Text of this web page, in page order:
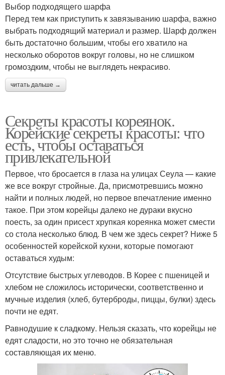
Выбор подходящего шарфа
Перед тем как приступить к завязыванию шарфа, важно
выбрать подходящий материал и размер. Шарф должен
быть достаточно большим, чтобы его хватило на
несколько оборотов вокруг головы, но не слишком
громоздким, чтобы не выглядеть некрасиво.
читать дальше →
Секреты красоты кореянок.
Корейские секреты красоты: что
есть, чтобы оставаться
привлекательной
Первое, что бросается в глаза на улицах Сеула — какие
же все вокруг стройные. Да, присмотревшись можно
найти и полных людей, но первое впечатление именно
такое. При этом корейцы далеко не дураки вкусно
поесть, за один присест хрупкая кореянка может смести
со стола несколько блюд. В чем же здесь секрет? Ниже 5
особенностей корейской кухни, которые помогают
оставаться худым:
Отсутствие быстрых углеводов. В Корее с пшеницей и
хлебом не сложилось исторически, соответственно и
мучные изделия (хлеб, бутерброды, пиццы, булки) здесь
почти не едят.
Равнодушие к сладкому. Нельзя сказать, что корейцы не
едят сладости, но это точно не обязательная
составляющая их меню.